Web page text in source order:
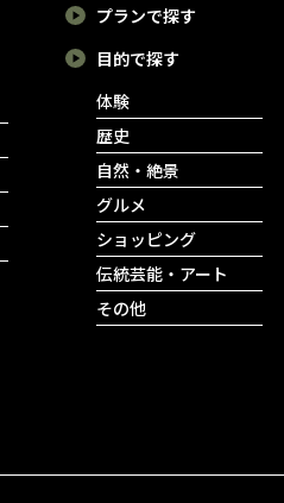
プランで探す
目的で探す
体験
歴史
自然・絶景
グルメ
ショッピング
伝統芸能・アート
その他